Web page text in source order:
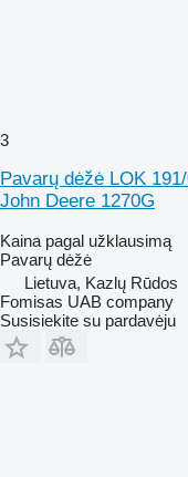
3
Pavarų dėžė LOK
John Deere 1270G
Kaina pagal užklausimą
Pavarų dėžė
Lietuva, Kazlų Rūdos
Fomisas UAB company
Susisiekite su pardavėju